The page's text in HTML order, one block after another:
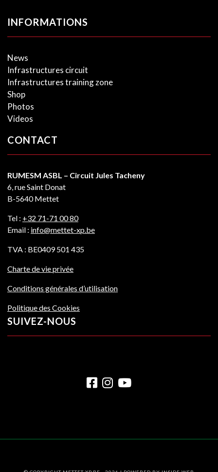
INFORMATIONS
News
Infrastructures circuit
Infrastructures training zone
Shop
Photos
Videos
CONTACT
RUMESM ASBL – Circuit Jules Tacheny
6, rue Saint Donat
B-5640 Mettet
Tel : +32 71-71 00 80
Email : info@mettet-xp.be
TVA : BE0409 501 435
Charte de vie privée
Conditions générales d’utilisation
Politique des Cookies
SUIVEZ-NOUS